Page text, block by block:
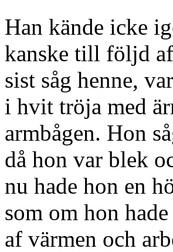
Han kände icke
kanske till följd
sist såg henne,
i hvit tröja med
armbågen. Hon
då hon var blek
nu hade hon en
som om hon
af värmen och